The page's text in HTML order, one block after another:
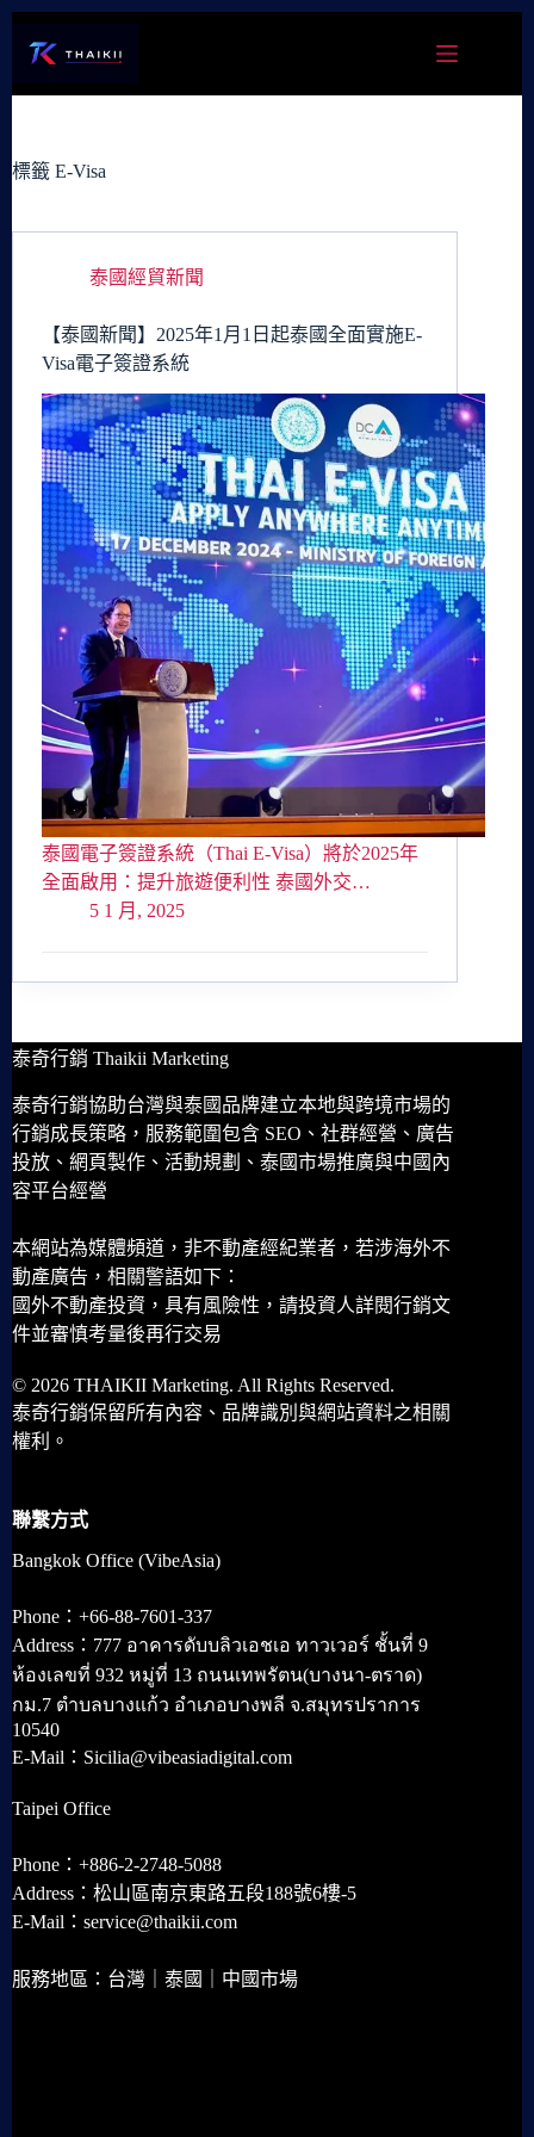
容
標籤 E-Visa
泰國經貿新聞
【泰國新聞】2025年1月1日起泰國全面實施E-
Visa電子簽證系統
泰國電子簽證系統（Thai E-Visa）將於2025年
全面啟用：提升旅遊便利性 泰國外交…
5 1 月, 2025
泰奇行銷 Thaikii Marketing
泰奇行銷協助台灣與泰國品牌建立本地與跨境市場的
行銷成長策略，服務範圍包含 SEO、社群經營、廣告
投放、網頁製作、活動規劃、泰國市場推廣與中國內
容平台經營
本網站為媒體頻道，非不動產經紀業者，若涉海外不
動產廣告，相關警語如下：
國外不動產投資，具有風險性，請投資人詳閱行銷文
件並審慎考量後再行交易
© 2026 THAIKII Marketing. All Rights Reserved.
泰奇行銷保留所有內容、品牌識別與網站資料之相關
權利。
聯繫方式
Bangkok Office (VibeAsia)
Phone：+66-88-7601-337
Address：777 อาคารดับบลิวเอชเอ ทาวเวอร์ ชั้นที่ 9
ห้องเลขที่ 932 หมู่ที่ 13 ถนนเทพรัตน(บางนา-ตราด)
กม.7 ตำบลบางแก้ว อำเภอบางพลี จ.สมุทรปราการ
10540
E-Mail：Sicilia@vibeasiadigital.com
Taipei Office
Phone：+886-2-2748-5088
Address：松山區南京東路五段188號6樓-5
E-Mail：service@thaikii.com
服務地區：台灣｜泰國｜中國市場